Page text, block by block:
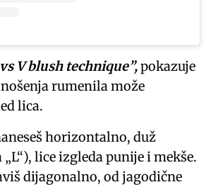
vs V blush technique”,pokazuje
rumenila može
lica.
horizontalno, duž
lice izgleda punije i mekše.
dijagonalno, od jagodične